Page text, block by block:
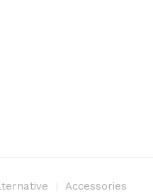
Accessories